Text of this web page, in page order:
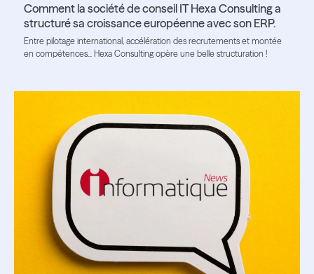
Comment la société de conseil IT Hexa Consulting a
structuré sa croissance européenne avec son ERP.
Entre pilotage international, accélération des recrutements et montée
en compétences... Hexa Consulting opère une belle structuration !